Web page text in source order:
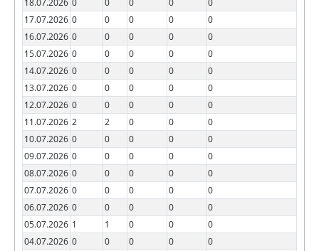
18.07.2026 0 0 0 0
0
17.07.2026 0 0 0 0
0
16.07.2026 0 0 0 0
0
15.07.2026 0 0 0 0
0
14.07.2026 0 0 0 0
0
13.07.2026 0 0 0 0
0
12.07.2026 0 0 0 0
0
11.07.2026 2 2 0 0
0
10.07.2026 0 0 0 0
0
09.07.2026 0 0 0 0
0
08.07.2026 0 0 0 0
0
07.07.2026 0 0 0 0
0
06.07.2026 0 0 0 0
0
05.07.2026 1 1 0 0
0
04.07.2026 0 0 0 0
0